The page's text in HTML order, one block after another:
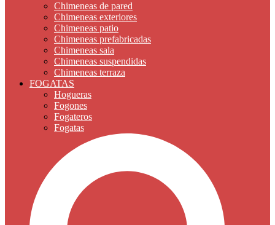
Chimeneas de pared
Chimeneas exteriores
Chimeneas patio
Chimeneas prefabricadas
Chimeneas sala
Chimeneas suspendidas
Chimeneas terraza
FOGATAS
Hogueras
Fogones
Fogateros
Fogatas